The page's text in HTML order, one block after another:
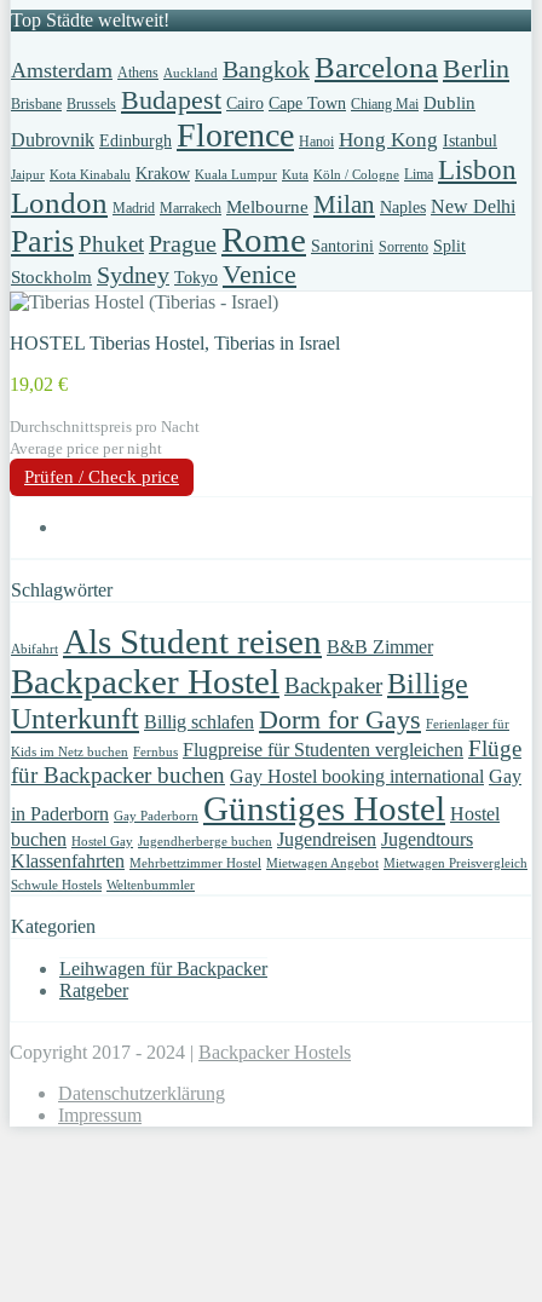
Top Städte weltweit!
Amsterdam Athens Auckland BangkokBarcelonaBerlin
Brisbane Brussels Budapest Cairo Cape Town Chiang Mai Dublin
Dubrovnik Edinburgh Florence Hanoi Hong Kong Istanbul
Jaipur Kota Kinabalu Krakow Kuala Lumpur Kuta Köln / Cologne Lima Lisbon
London Madrid Marrakech Melbourne Milan Naples New Delhi
ParisPhuketPragueRome Santorini Sorrento Split
Stockholm Sydney Tokyo Venice
HOSTEL Tiberias Hostel, Tiberias in Israel
19,02 €
Durchschnittspreis pro Nacht
Average price per night
Prüfen / Check price
Schlagwörter
Abifahrt Als Student reisen B&B Zimmer
Backpacker HostelBackpakerBillige
Unterkunft Billig schlafen Dorm for Gays Ferienlager für
Kids im Netz buchen Fernbus Flugpreise für Studenten vergleichen Flüge
für Backpacker buchen Gay Hostel booking international Gay
in Paderborn Gay Paderborn Günstiges Hostel Hostel
buchen Hostel Gay Jugendherberge buchen Jugendreisen Jugendtours
Klassenfahrten Mehrbettzimmer Hostel Mietwagen Angebot Mietwagen Preisvergleich
Schwule Hostels Weltenbummler
Kategorien
Leihwagen für Backpacker
Ratgeber
Copyright 2017 - 2024 | Backpacker Hostels
Datenschutzerklärung
Impressum